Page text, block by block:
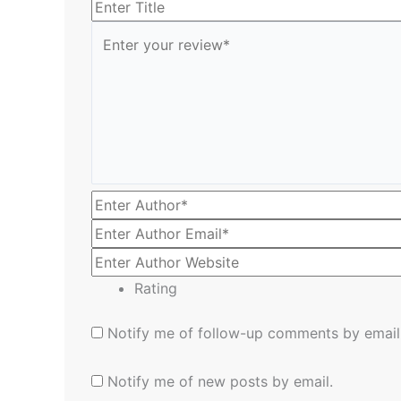
Rating
Notify me of follow-up comments by
Notify me of new posts by email.